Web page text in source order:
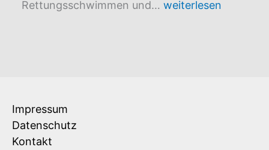
Rettungsschwimmen und… weiterlesen
Impressum
Datenschutz
Kontakt